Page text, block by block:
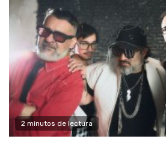
2 minutos de lectura